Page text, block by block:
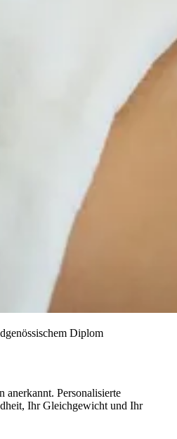
Diplom
anerkannt. Personalisierte
Ihr Gleichgewicht und Ihr